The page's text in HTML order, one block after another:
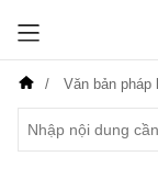
Văn bản pháp